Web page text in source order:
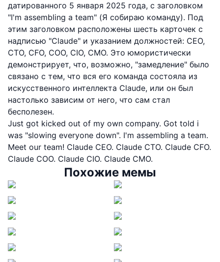
датированного 5 января 2025 года, с заголовком
"I'm assembling a team" (Я собираю команду). Под
этим заголовком расположены шесть карточек с
надписью "Claude" и указанием должностей: CEO,
CTO, CFO, COO, CIO, CMO. Это юмористически
демонстрирует, что, возможно, "замедление" было
связано с тем, что вся его команда состояла из
искусственного интеллекта Claude, или он был
настолько зависим от него, что сам стал
бесполезен.
Just got kicked out of my own company. Got told i
was "slowing everyone down". I'm assembling a team.
Meet our team! Claude CEO. Claude CTO. Claude CFO.
Claude COO. Claude CIO. Claude CMO.
Похожие мемы